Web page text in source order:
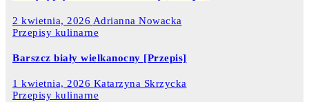
2 kwietnia, 2026 Adrianna Nowacka
Przepisy kulinarne
Barszcz biały wielkanocny [Przepis]
1 kwietnia, 2026 Katarzyna Skrzycka
Przepisy kulinarne